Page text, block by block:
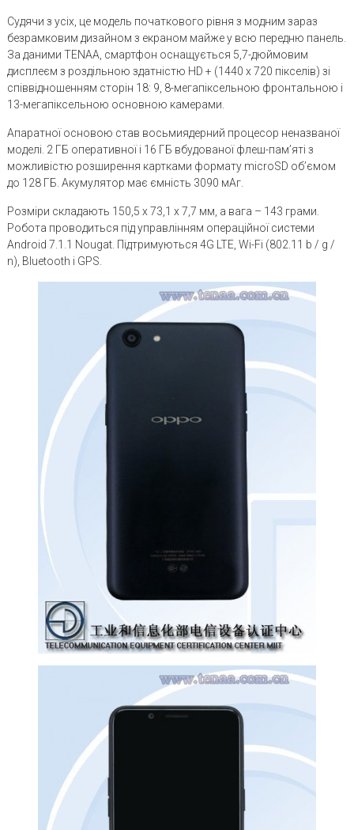
Судячи з усіх, це модель початкового рівня з модним зараз
безрамковим дизайном з екраном майже у всю передню панель.
За даними TENAA, смартфон оснащується 5,7-дюймовим
дисплеєм з роздільною здатністю HD + (1440 x 720 пікселів) зі
співвідношенням сторін 18: 9, 8-мегапіксельною фронтальною і
13-мегапіксельною основною камерами.
Апаратної основою став восьмиядерний процесор неназваної
моделі. 2 ГБ оперативної і 16 ГБ вбудованої флеш-пам’яті з
можливістю розширення картками формату microSD об’ємом
до 128 ГБ. Акумулятор має ємність 3090 мАг.
Розміри складають 150,5 x 73,1 x 7,7 мм, а вага – 143 грами.
Робота проводиться під управлінням операційної системи
Android 7.1.1 Nougat. Підтримуються 4G LTE, Wi-Fi (802.11 b / g /
n), Bluetooth і GPS.